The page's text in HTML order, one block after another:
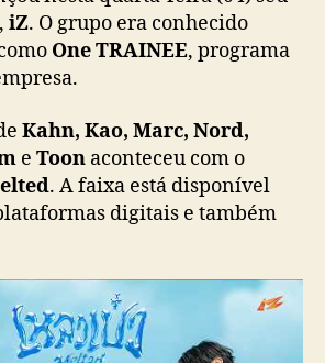
a
l
“
M
e
l
d
iZ. O grupo era conhecido
One TRAINEE, programa
Kahn, Kao, Marc, Nord,
e Toon aconteceu com o
. A faixa está disponível
digitais e também